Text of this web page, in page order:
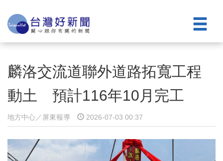
麟洛交流道聯外道路拓寬工程
動土 預計116年10月完工
地方中心／屏東報導 2026-07-03 00:37